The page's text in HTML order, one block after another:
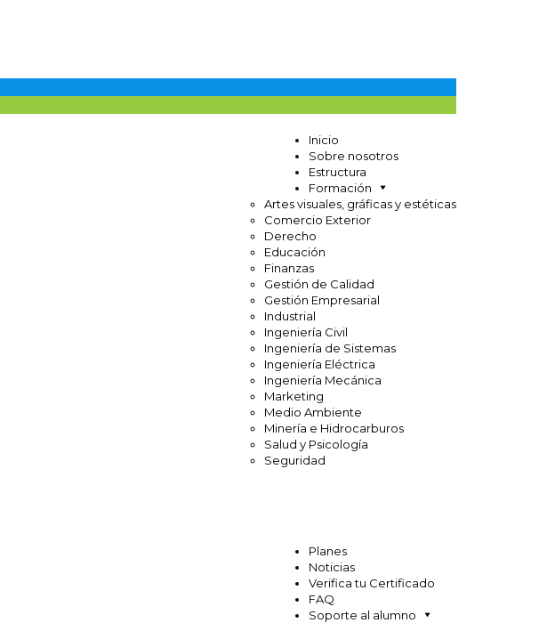
Inicio
Sobre nosotros
Estructura
Formación
Artes visuales, gráficas y estéticas
Comercio Exterior
Derecho
Educación
Finanzas
Gestión de Calidad
Gestión Empresarial
Industrial
Ingeniería Civil
Ingeniería de Sistemas
Ingeniería Eléctrica
Ingeniería Mecánica
Marketing
Medio Ambiente
Minería e Hidrocarburos
Salud y Psicología
Seguridad
Planes
Noticias
Verifica tu Certificado
FAQ
Soporte al alumno